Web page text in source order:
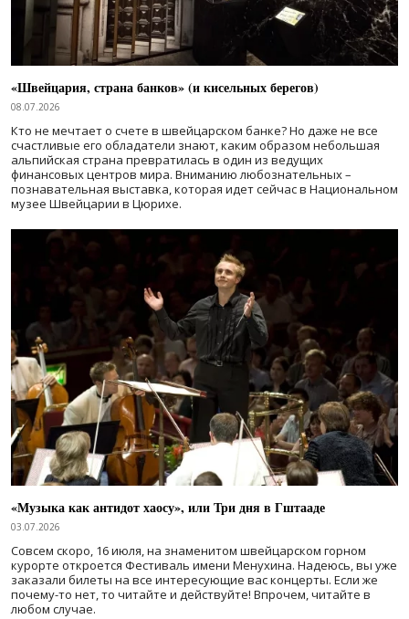
«Швейцария, страна банков» (и кисельных берегов)
08.07.2026
Кто не мечтает о счете в швейцарском банке? Но даже не все
счастливые его обладатели знают, каким образом небольшая
альпийская страна превратилась в один из ведущих
финансовых центров мира. Вниманию любознательных –
познавательная выставка, которая идет сейчас в Национальном
музее Швейцарии в Цюрихе.
«Музыка как антидот хаосу», или Три дня в Гштааде
03.07.2026
Совсем скоро, 16 июля, на знаменитом швейцарском горном
курорте откроется Фестиваль имени Менухина. Надеюсь, вы уже
заказали билеты на все интересующие вас концерты. Если же
почему-то нет, то читайте и действуйте! Впрочем, читайте в
любом случае.